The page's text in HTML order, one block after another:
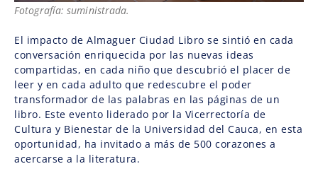
Fotografía: suministrada.
El impacto de Almaguer Ciudad Libro se sintió en cada
conversación enriquecida por las nuevas ideas
compartidas, en cada niño que descubrió el placer de
leer y en cada adulto que redescubre el poder
transformador de las palabras en las páginas de un
libro. Este evento liderado por la Vicerrectoría de
Cultura y Bienestar de la Universidad del Cauca, en esta
oportunidad, ha invitado a más de 500 corazones a
acercarse a la literatura.